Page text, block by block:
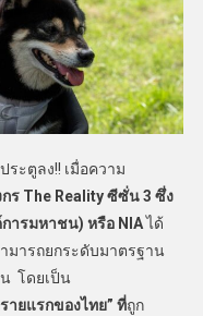
ะตูลง!! เมื่อความ
ร The Reality ซีซั่น 3 ซึ่ง
ารมหาชน) หรือ NIAได้
ารถยกระดับมาตรฐาน
โดยเป็น
ายแรกของไทย” ที่ถูก